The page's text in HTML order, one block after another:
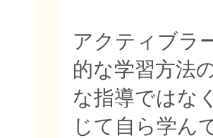
アクティブラ
的な学習方法
な指導ではな
じて自ら学ん